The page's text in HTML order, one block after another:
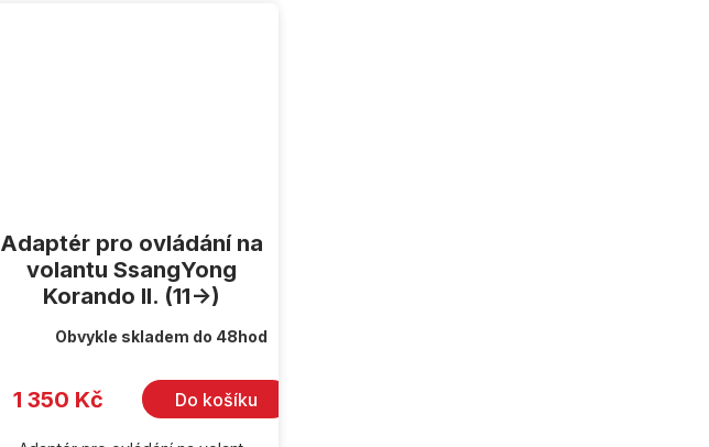
Adaptér pro ovládání na
volantu SsangYong
Korando II. (11->)
Obvykle skladem do 48hod
1 350 Kč Do košíku